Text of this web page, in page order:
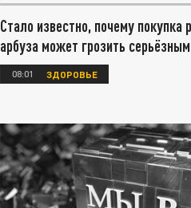
Стало известно, почему покупка
арбуза может грозить
08:01 ЗДОРОВЬЕ